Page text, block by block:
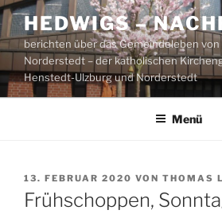
Zum
Inhalt
springen
HEDWIGS –
berichten über das Gemeindeleben von
Norderstedt – der katholischen
Henstedt-Ulzburg und Norderstedt
Menü
VERÖFFENTLICHT
AM
13. FEBRUAR 2020 VON THOMAS
Frühschoppen,